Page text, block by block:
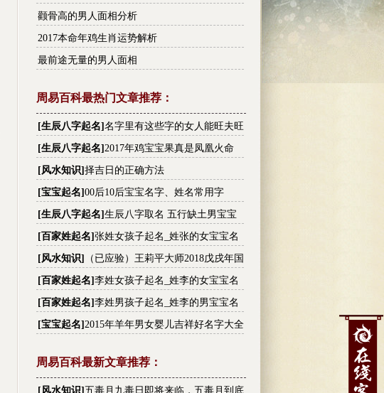
颧骨高的男人面相分析
2017本命年鸡生肖运势解析
最前途无量的男人面相
周易百科最热门文章推荐：
[生辰八字起名] 名字里有这些字的女人能旺夫旺
财,看有没有你的
[生辰八字起名] 2017年鸡宝宝果真是凤凰火命
[风水知识] 择吉日的正确方法
[宝宝起名] 00后10后宝宝名字、姓名常用字
[生辰八字起名] 生辰八字取名 五行缺土男宝宝
名字大全
[百家姓起名] 张姓女孩子起名_姓张的女宝宝名
字_张姓高分名字大全
[风水知识]
（已应验）王莉平大师2018戊戌年国
际国内大事件预测
[百家姓起名] 李姓女孩子起名_姓李的女宝宝名
字_李姓高分名字大全
[百家姓起名] 李姓男孩子起名_姓李的男宝宝名
字_李姓高分名字大全
[宝宝起名] 2015年羊年男女婴儿吉祥好名字大全
周易百科最新文章推荐：
[风水知识] 五毒月九毒日即将来临，五毒月到底